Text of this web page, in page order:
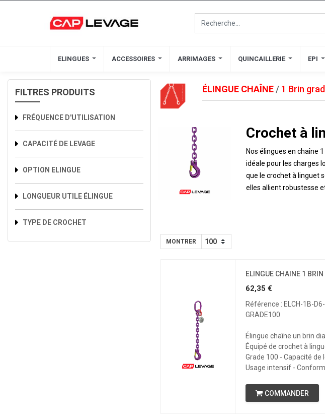
ELINGUES ACCESSOIRES ARRIMAGES QUINCAILLERIE EPI
ELINGUES ACCESSOIRES ARRIMAGES QUINCAILLERIE EPI
FILTRES PRODUITS
FRÉQUENCE D'UTILISATION
CAPACITÉ DE LEVAGE
OPTION ELINGUE
LONGUEUR UTILE ÉLINGUE
TYPE DE CROCHET
ÉLINGUE CHAÎNE / 1 Brin
Crochet à
Nos élingues en chaîne
idéale pour les charges
que le crochet à linguet
elles allient robustesse
MONTRER
62,35 €
Référence : ELCH-1B-
GRADE100
Élingue chaîne un brin
Équipé de crochet à
Grade 100 - Capacité de
Usage intensif -
COMMANDER